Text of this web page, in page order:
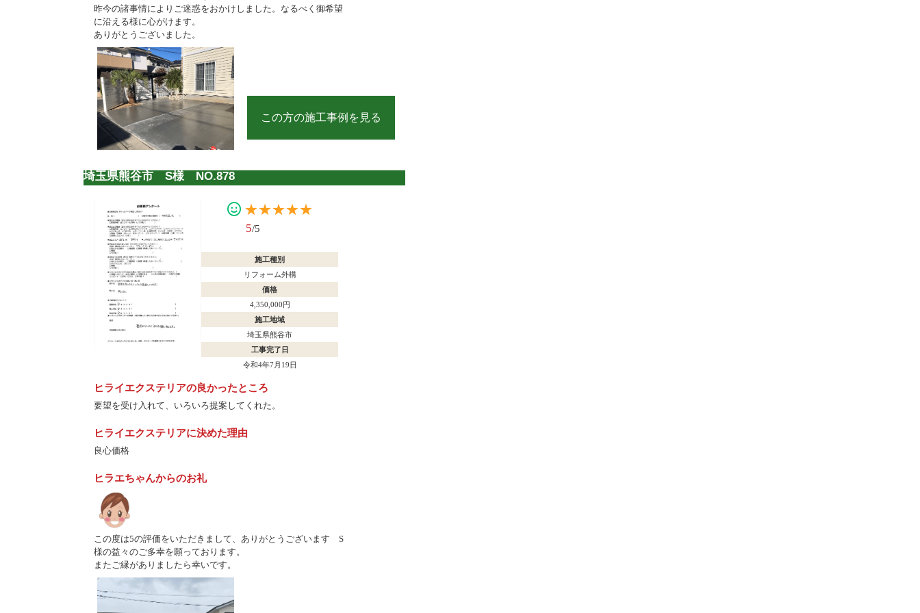
昨今の諸事情によりご迷惑をおかけしました。なるべく御希望
に沿える様に心がけます。
ありがとうございました。
この方の施工事例を見る
埼玉県熊谷市 S様 NO.878
★★★★★
5/5
施工種別
リフォーム外構
価格
4,350,000円
施工地域
埼玉県熊谷市
工事完了日
令和4年7月19日
ヒライエクステリアの良かったところ
要望を受け入れて、いろいろ提案してくれた。
ヒライエクステリアに決めた理由
良心価格
ヒラエちゃんからのお礼
この度は5の評価をいただきまして、ありがとうございます S
様の益々のご多幸を願っております。
またご縁がありましたら幸いです。